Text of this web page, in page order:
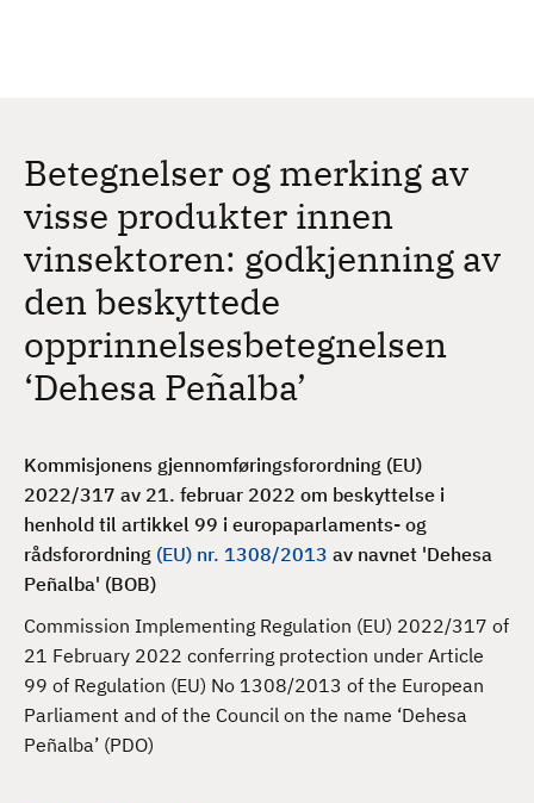
Betegnelser og merking av
visse produkter innen
vinsektoren: godkjenning av
den beskyttede
opprinnelsesbetegnelsen
‘Dehesa Peñalba’
Kommisjonens gjennomføringsforordning (EU)
2022/317 av 21. februar 2022 om beskyttelse i
henhold til artikkel 99 i europaparlaments- og
rådsforordning (EU) nr. 1308/2013 av navnet 'Dehesa
Peñalba' (BOB)
Commission Implementing Regulation (EU) 2022/317 of
21 February 2022 conferring protection under Article
99 of Regulation (EU) No 1308/2013 of the European
Parliament and of the Council on the name ‘Dehesa
Peñalba’ (PDO)